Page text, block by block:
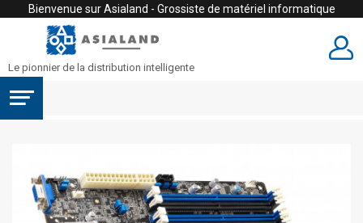
Bienvenue sur Asialand - Grossiste de matériel informatique
Le pionnier de la distribution intelligente